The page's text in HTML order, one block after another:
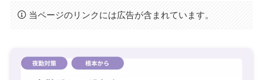
当ページのリンクには広告が含まれています。